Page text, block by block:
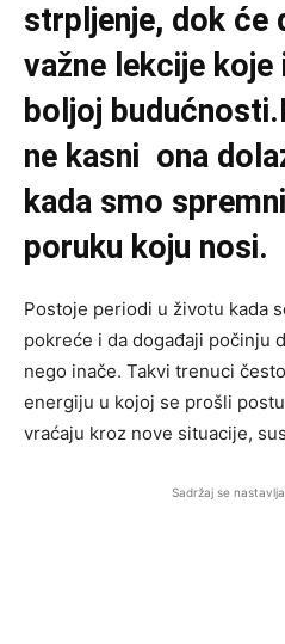
strpljenje, dok će
važne lekcije koje
boljoj
ne kasni ona
kada smo
poruku koju nosi.
Postoje periodi u životu kada
pokreće i da događaji počinju
nego inače. Takvi trenuci
energiju u kojoj se prošli
vraćaju kroz nove situacije,
Sadržaj se